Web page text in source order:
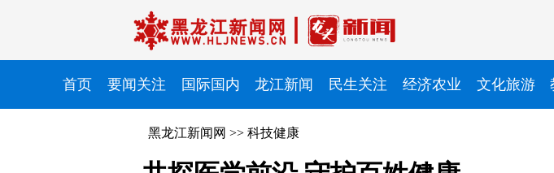
首页 要闻关注 国际国内 龙江新闻 民生关注 经济农业 文化旅游
黑龙江新闻网 >> 科技健康